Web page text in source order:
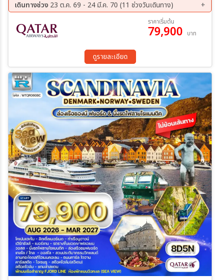
ค้นหา
นอร์เวย์ สวีเดน ฟินแลนด์ เช็กอินเมืองเก่าสุดโรแมนติก พร้อมช้อปปิ้งจุใจ
บุฟเฟต์อาหารทะเลสไตล์สแกนดิเนเวียนบนเรือ
เดินทางช่วง 23 ต.ค. 69 - 24 มี.ค. 70 (11 ช่วงวันเดินทาง)
22 ก.ย. 69 - 29 ก.ย. 69
13 ต.ค. 69 - 20 ต.ค. 69
20 ต.ค. 69 - 27 ต.ค. 69
17 พ.ย. 69 - 24 พ.ย. 69
01 ธ.ค. 69 - 08 ธ.ค. 69
19 ม.ค. 70 - 26 ม.ค. 70
09 มี.ค 70 - 16 มี.ค 70
17 มี.ค 70 - 24 มี.ค 70
ราคาเริ่มต้น
79,900 บาท
ดูรายละเอียด